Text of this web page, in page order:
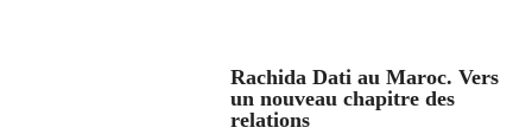
Rachida Dati au Maroc. Vers
un nouveau chapitre des
relations